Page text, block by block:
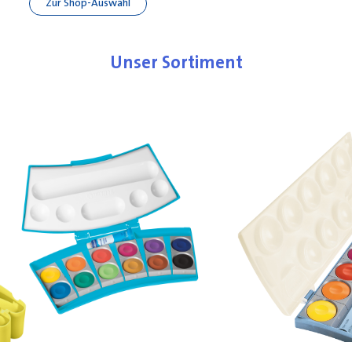
Zur Shop-Auswahl
Unser Sortiment